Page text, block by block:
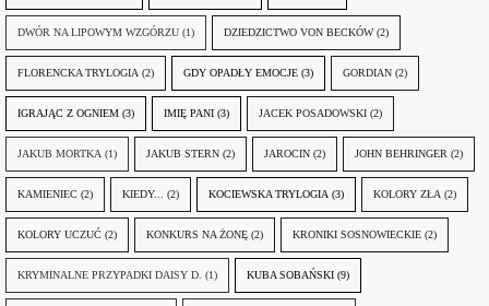
DWÓR NA LIPOWYM WZGÓRZU (1) DZIEDZICTWO VON BECKÓW (2)
FLORENCKA TRYLOGIA (2) GDY OPADŁY EMOCJE (3) GORDIAN (2)
IGRAJĄC Z OGNIEM (3) IMIĘ PANI (3) JACEK POSADOWSKI (2)
JAKUB MORTKA (1) JAKUB STERN (2) JAROCIN (2) JOHN BEHRINGER (2)
KAMIENIEC (2) KIEDY... (2) KOCIEWSKA TRYLOGIA (3) KOLORY ZŁA (2)
KOLORY UCZUĆ (2) KONKURS NA ŻONĘ (2) KRONIKI SOSNOWIECKIE (2)
KRYMINALNE PRZYPADKI DAISY D. (1) KUBA SOBAŃSKI (9)